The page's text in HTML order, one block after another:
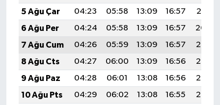
5 Ağu Çar
04:23 05:58 13:09 16:57
20:10
6 Ağu Per
04:24 05:58 13:09 16:57
20:09
7 Ağu Cum
04:26 05:59 13:09 16:57
20:08
8 Ağu Cts
04:27 06:00 13:09 16:56
20:07
9 Ağu Paz
04:28 06:01 13:08 16:56
20:06
10 Ağu Pts
04:29 06:02 13:08 16:55
20:05